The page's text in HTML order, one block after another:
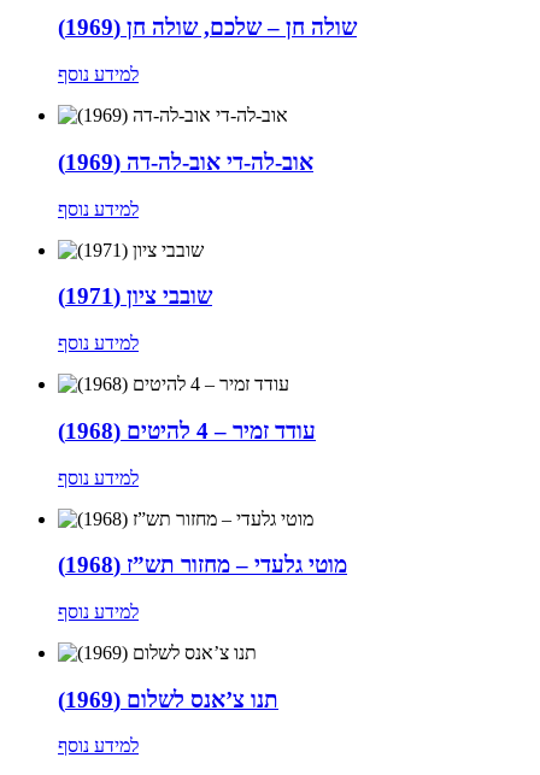
שולה חן – שלכם, שולה חן (1969)
למידע נוסף
אוב-לה-די אוב-לה-דה (1969)
למידע נוסף
שובבי ציון (1971)
למידע נוסף
עודד זמיר – 4 להיטים (1968)
למידע נוסף
מוטי גלעדי – מחזור תש”ז (1968)
למידע נוסף
תנו צ’אנס לשלום (1969)
למידע נוסף